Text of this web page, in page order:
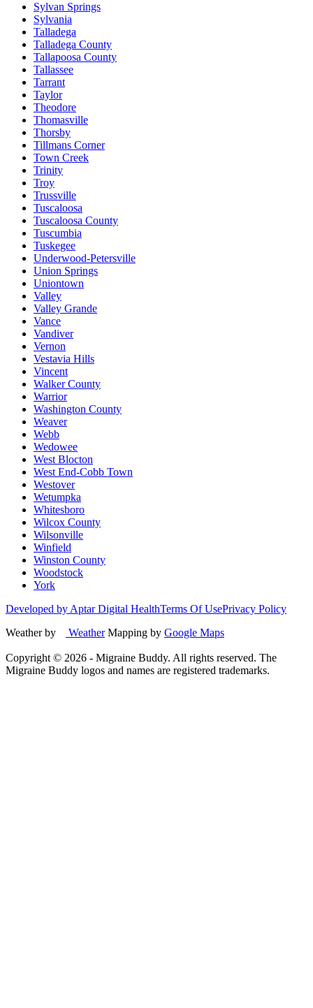
Sylvan Springs
Sylvania
Talladega
Talladega County
Tallapoosa County
Tallassee
Tarrant
Taylor
Theodore
Thomasville
Thorsby
Tillmans Corner
Town Creek
Trinity
Troy
Trussville
Tuscaloosa
Tuscaloosa County
Tuscumbia
Tuskegee
Underwood-Petersville
Union Springs
Uniontown
Valley
Valley Grande
Vance
Vandiver
Vernon
Vestavia Hills
Vincent
Walker County
Warrior
Washington County
Weaver
Webb
Wedowee
West Blocton
West End-Cobb Town
Westover
Wetumpka
Whitesboro
Wilcox County
Wilsonville
Winfield
Winston County
Woodstock
York
Developed by Aptar Digital HealthTerms Of UsePrivacy Policy
Weather by
WeatherMapping by Google Maps
Copyright © 2026 - Migraine Buddy. All rights reserved. The
Migraine Buddy logos and names are registered trademarks.